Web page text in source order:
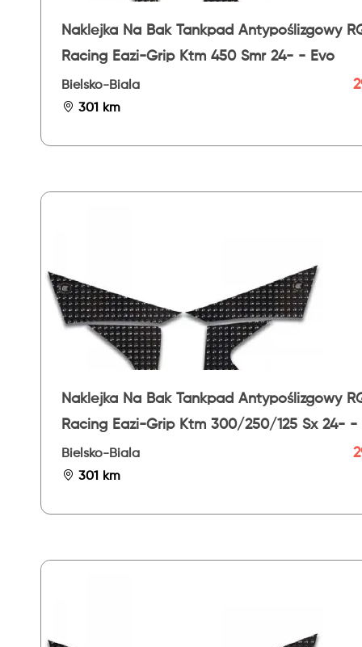
Naklejka Na Bak Tankpad Antypoślizgowy
Racing Eazi-Grip Ktm 450 Smr 24- - Evo
Bielsko-Biala
301 km
Naklejka Na Bak Tankpad Antypoślizgowy
Racing Eazi-Grip Ktm 300/250/125 Sx 24- -
Bielsko-Biala
301 km